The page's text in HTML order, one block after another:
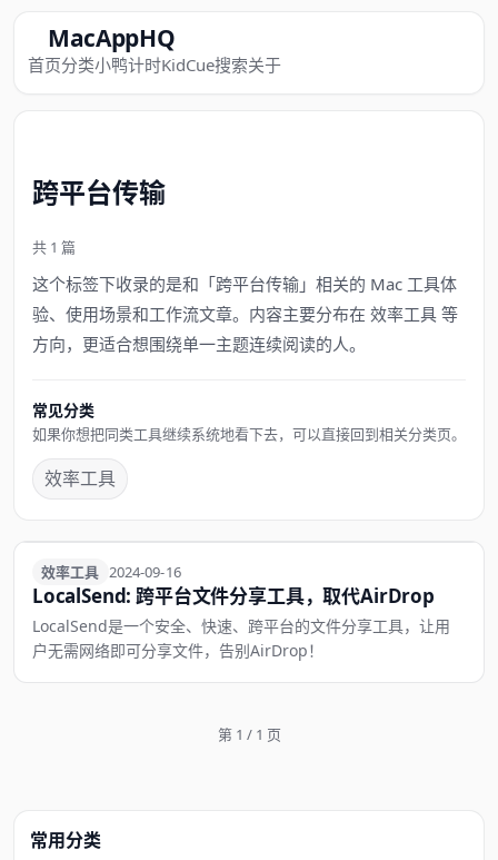
MacAppHQ
首页分类小鸭计时KidCue搜索关于
跨平台传输
共 1 篇
这个标签下收录的是和「跨平台传输」相关的 Mac 工具体
验、使用场景和工作流文章。内容主要分布在 效率工具 等
方向，更适合想围绕单一主题连续阅读的人。
常见分类
如果你想把同类工具继续系统地看下去，可以直接回到相关分类页。
效率工具
效率工具
效率工具 2024-09-16
LocalSend: 跨平台文件分享工具，取代AirDrop
LocalSend是一个安全、快速、跨平台的文件分享工具，让用
户无需网络即可分享文件，告别AirDrop！
第 1 / 1 页
常用分类